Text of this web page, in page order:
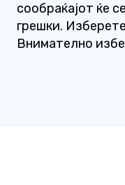
сообраќајот ќе
грешки.
Внимателно